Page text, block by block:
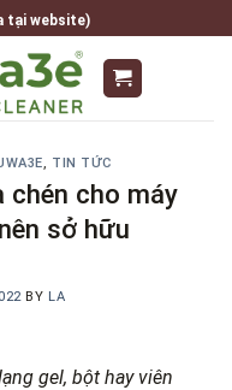
tại website)
, TIN TỨC
chén cho máy
sở hữu
BY LA
gel, bột hay viên